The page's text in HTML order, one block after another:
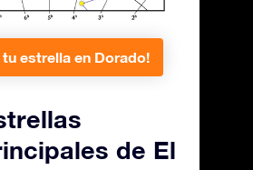
estrella en Dorado!
de El